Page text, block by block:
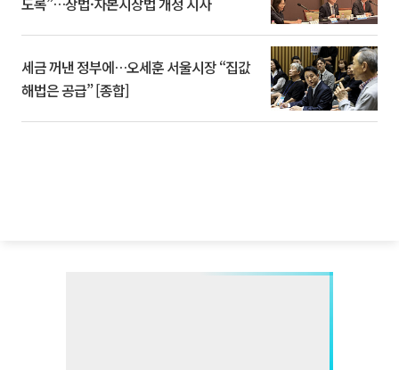
세금 꺼낸 정부에…오세훈 서울시장 “집값
해법은 공급” [종합]